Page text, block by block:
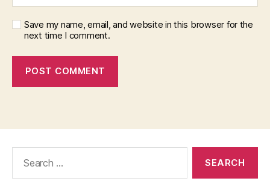
Save my name, email, and website in this browser for the
next time I comment.